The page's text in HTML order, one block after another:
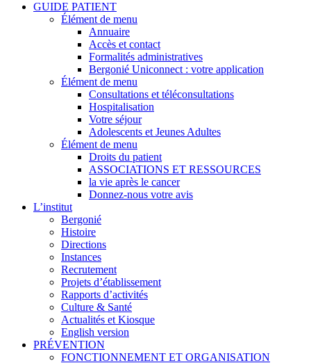
GUIDE PATIENT
Élément de menu
Annuaire
Accès et contact
Formalités administratives
Bergonié Uniconnect : votre application
Élément de menu
Consultations et téléconsultations
Hospitalisation
Votre séjour
Adolescents et Jeunes Adultes
Élément de menu
Droits du patient
ASSOCIATIONS ET RESSOURCES
la vie après le cancer
Donnez-nous votre avis
L’institut
Bergonié
Histoire
Directions
Instances
Recrutement
Projets d’établissement
Rapports d’activités
Culture & Santé
Actualités et Kiosque
English version
PRÉVENTION
FONCTIONNEMENT ET ORGANISATION